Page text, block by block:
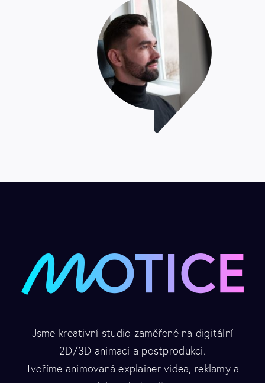
Jsme kreativní studio zaměřené na digitální
2D/3D animaci a postprodukci.
Tvoříme animovaná explainer videa, reklamy a